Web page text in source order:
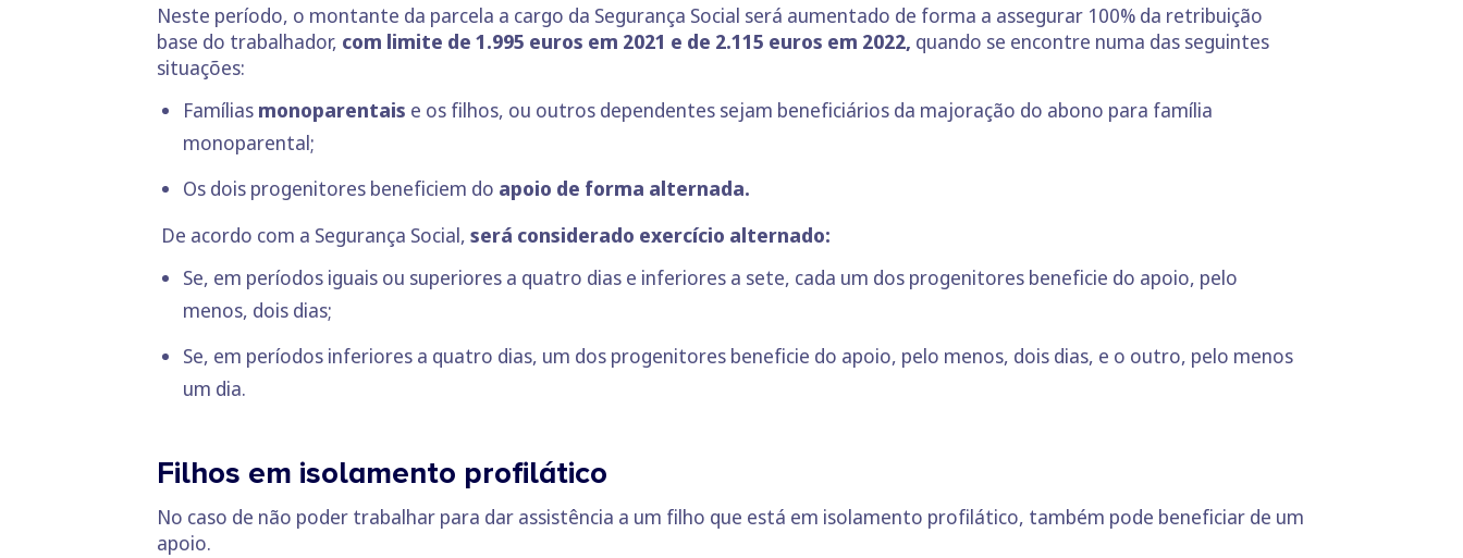
Neste período, o montante da parcela a cargo da Segurança Social será aumentado de forma a assegurar 100% da retribuição
base do trabalhador, com limite de 1.995 euros em 2021 e de 2.115 euros em 2022, quando se encontre numa das seguintes
situações:
Famílias monoparentais e os filhos, ou outros dependentes sejam beneficiários da majoração do abono para família
monoparental;
Os dois progenitores beneficiem do apoio de forma alternada.
De acordo com a Segurança Social, será considerado exercício alternado:
Se, em períodos iguais ou superiores a quatro dias e inferiores a sete, cada um dos progenitores beneficie do apoio, pelo
menos, dois dias;
Se, em períodos inferiores a quatro dias, um dos progenitores beneficie do apoio, pelo menos, dois dias, e o outro, pelo menos
um dia.
Filhos em isolamento profilático
No caso de não poder trabalhar para dar assistência a um filho que está em isolamento profilático, também pode beneficiar de um
apoio.